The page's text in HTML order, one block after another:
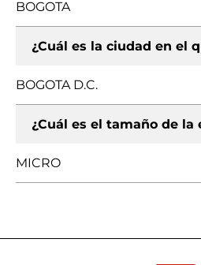
BOGOTA
¿Cuál es la ciudad en el
BOGOTA D.C.
¿Cuál es el tamaño de la
MICRO